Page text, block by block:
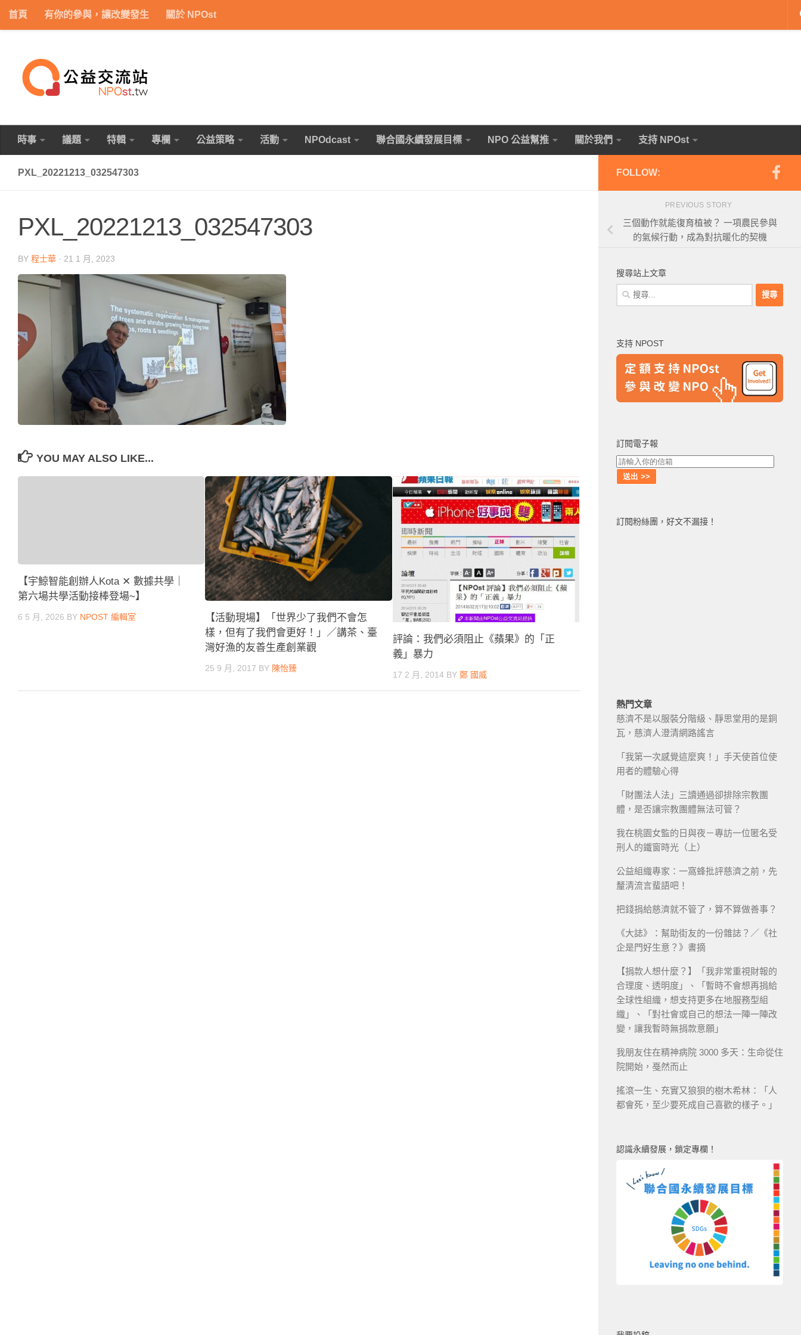
Skip to content
首頁 有你的參與，讓改變發生 關於 NPOst
時事 議題 特輯 專欄 公益策略 活動 NPOdcast 聯合國永續發展目標 NPO 公益幫推 關於我們 支持 NPOst
PXL_20221213_032547303
PXL_20221213_032547303
BY 程士華 · 21 1 月, 2023
YOU MAY ALSO LIKE...
【宇鯨智能創辦人Kota ✕ 數據共學｜
第六場共學活動接棒登場~】
6 5 月, 2026 BY NPOST 編輯室
【活動現場】「世界少了我們不會怎
樣，但有了我們會更好！」／講茶、臺
灣好漁的友善生產創業觀
25 9 月, 2017 BY 陳怡臻
評論：我們必須阻止《蘋果》的「正
義」暴力
17 2 月, 2014BY 鄭 國威
FOLLOW:
PREVIOUS STORY
三個動作就能復育植被？ 一項農民參與
的氣候行動，成為對抗暖化的契機
搜尋站上文章
搜
尋
字:
支持 NPOST
訂閱電子報
訂閱粉絲團，好文不漏接！
熱門文章
慈濟不是以服裝分階級、靜思堂用的是銅
瓦，慈濟人澄清網路謠言
「我第一次感覺這麼爽！」手天使首位使
用者的體驗心得
「財團法人法」三讀通過卻排除宗教團
體，是否讓宗教團體無法可管？
我在桃園女監的日與夜－專訪一位匿名受
刑人的鐵窗時光（上）
公益組織專家：一窩蜂批評慈濟之前，先
釐清流言蜚語吧！
把錢捐給慈濟就不管了，算不算做善事？
《大誌》：幫助街友的一份雜誌？／《社
企是門好生意？》書摘
【捐款人想什麼？】「我非常重視財報的
合理度、透明度」、「暫時不會想再捐給
全球性組織，想支持更多在地服務型組
織」、「對社會或自己的想法一陣一陣改
變，讓我暫時無捐款意願」
我朋友住在精神病院 3000 多天：生命從住
院開始，戞然而止
搖滾一生、充實又狼狽的樹木希林：「人
都會死，至少要死成自己喜歡的樣子。」
認識永續發展，鎖定專欄！